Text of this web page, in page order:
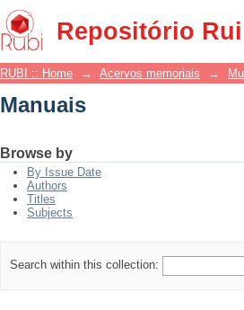
Repositório
Manuais
RUBI :: Home → Acervos memoriais →
Manuais
Browse by
By Issue Date
Authors
Titles
Subjects
Search within this collection: